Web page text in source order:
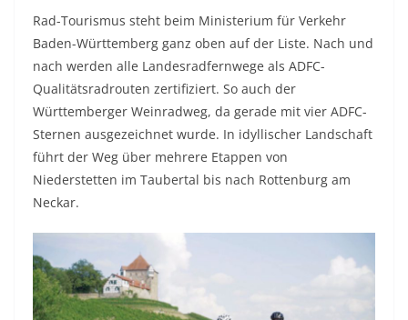
Rad-Tourismus steht beim Ministerium für Verkehr
Baden-Württemberg ganz oben auf der Liste. Nach und
nach werden alle Landesradfernwege als ADFC-
Qualitätsradrouten zertifiziert. So auch der
Württemberger Weinradweg, da gerade mit vier ADFC-
Sternen ausgezeichnet wurde. In idyllischer Landschaft
führt der Weg über mehrere Etappen von
Niederstetten im Taubertal bis nach Rottenburg am
Neckar.